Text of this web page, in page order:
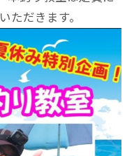
ただきます。